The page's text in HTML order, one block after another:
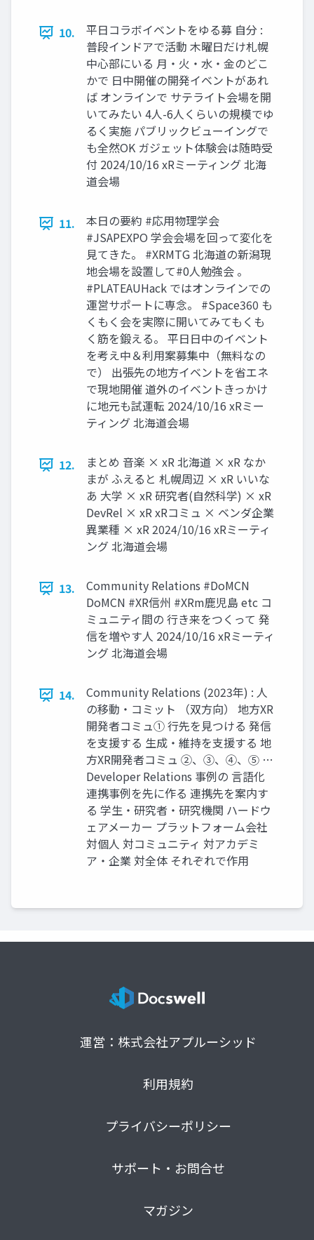
10.
平日コラボイベントをゆる募 自分 :
普段インドアで活動 木曜日だけ札幌
中心部にいる 月・火・水・金のどこ
かで 日中開催の開発イベントがあれ
ば オンラインで サテライト会場を開
いてみたい 4人-6人くらいの規模でゆ
るく実施 パブリックビューイングで
も全然OK ガジェット体験会は随時受
付 2024/10/16 xRミーティング 北海
道会場
11.
本日の要約 #応用物理学会
#JSAPEXPO 学会会場を回って変化を
見てきた。 #XRMTG 北海道の新潟現
地会場を設置して#0人勉強会 。
#PLATEAUHack ではオンラインでの
運営サポートに専念。 #Space360 も
くもく会を実際に開いてみてもくも
く筋を鍛える。 平日日中のイベント
を考え中＆利用案募集中（無料なの
で） 出張先の地方イベントを省エネ
で現地開催 道外のイベントきっかけ
に地元も試運転 2024/10/16 xRミー
ティング 北海道会場
12.
まとめ 音楽 × xR 北海道 × xR なか
まが ふえると 札幌周辺 × xR いいな
あ 大学 × xR 研究者(自然科学) × xR
DevRel × xR xRコミュ × ベンダ企業
異業種 × xR 2024/10/16 xRミーティ
ング 北海道会場
13.
Community Relations #DoMCN
DoMCN #XR信州 #XRm鹿児島 etc コ
ミュニティ間の 行き来をつくって 発
信を増やす人 2024/10/16 xRミーティ
ング 北海道会場
14.
Community Relations (2023年) : 人
の移動・コミット （双方向） 地方XR
開発者コミュ① 行先を見つける 発信
を支援する 生成・維持を支援する 地
方XR開発者コミュ ②、③、④、⑤ …
Developer Relations 事例の 言語化
連携事例を先に作る 連携先を案内す
る 学生・研究者・研究機関 ハードウ
ェアメーカー プラットフォーム会社
対個人 対コミュニティ 対アカデミ
ア・企業 対全体 それぞれで作用
運営：株式会社アプルーシッド
利用規約
プライバシーポリシー
サポート・お問合せ
マガジン